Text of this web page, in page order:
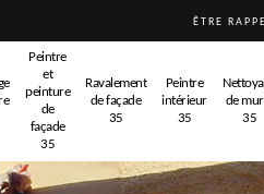
ÊTRE
Peintre
et
peinture
de
façade
35
Ravalement
de façade
35
Peintre
intérieur
35
de
35